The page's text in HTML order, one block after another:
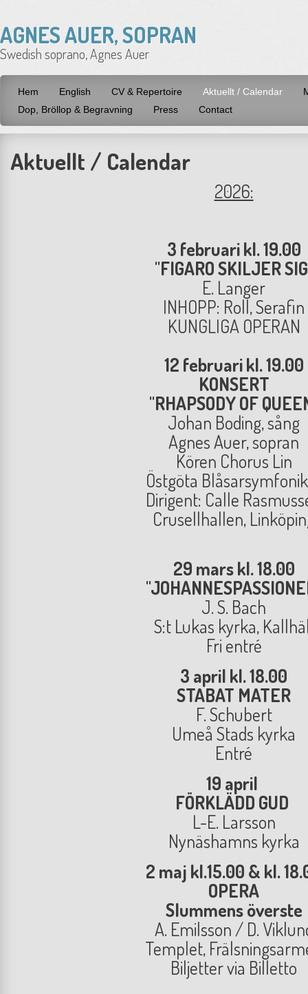
AGNES AUER, SOPRAN
Swedish soprano, Agnes Auer
Hem English CV & Repertoire Aktuellt / Calendar
Dop, Bröllop & Begravning
Press Contact
Aktuellt / Calendar
2026:
3 februari kl. 19.00
"FIGARO SKILJER
E. Langer
INHOPP: Roll, Serafin
KUNGLIGA OPERAN
12 februari kl. 19.00
KONSERT
"RHAPSODY OF
Johan Boding, sång
Agnes Auer, sopran
Kören Chorus Lin
Östgöta
Dirigent: Calle
Crusellhallen,
29 mars kl. 18.00
J. S. Bach
S:t Lukas kyrka,
Fri entré
3 april kl. 18.00
STABAT MATER
F. Schubert
Umeå Stads kyrka
Entré
19 april
FÖRKLÄDD GUD
L-E. Larsson
Nynäshamns kyrka
2 maj kl.15.00 & kl.
OPERA
Slummens överste
A. Emilsson / D.
Templet,
Biljetter via Billetto